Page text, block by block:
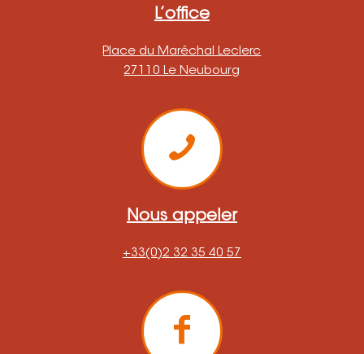
L’office
Place du Maréchal Leclerc
27110 Le Neubourg
Nous appeler
+33(0)2 32 35 40 57